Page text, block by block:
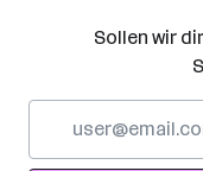
Sollen wir